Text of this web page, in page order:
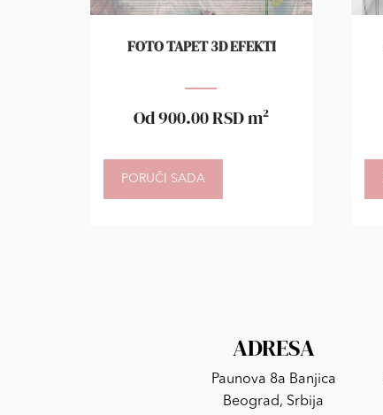
FOTO TAPET 3D EFEKTI
Od900.00RSDm²
PORUČI SADA
ADRESA
Paunova 8a Banjica
Beograd, Srbija